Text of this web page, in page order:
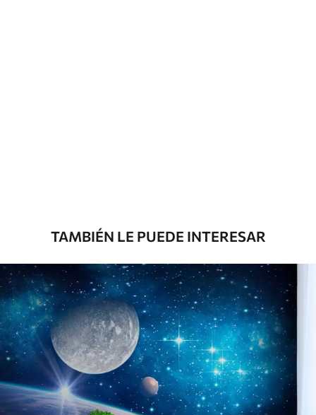
Vinilo Premium
1990.001194.00$U/m²
TAMBIÉN LE PUEDE INTERESAR